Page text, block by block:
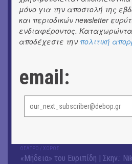
«ΑΗ ΛΑΟΣ» | Ένα σκηνικό ρέκβιεμ
λαού
ΕΙΚΑΣΤΙΚΑ
ΕΙΚΑΣΤΙΚΑ
Αργύρης Ραλλιάς | Λιτανεία
ΕΙΚΑΣΤΙΚΑ
Θανάσης Λάλας-Κώστας
ΘΕΑΤΡΟ / ΧΟΡΟΣ
«Μήδεια» του Ευριπίδη | Σκην.:
μόνο για την αποστολή της
και περιοδικών newsletter
ενδιαφέροντος.
αποδέχεστε την πολιτική
email: